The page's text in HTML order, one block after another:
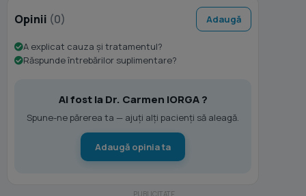
Opinii (0) Adaugă
A explicat cauza și tratamentul?
Răspunde întrebărilor suplimentare?
Ai fost la Dr. Carmen IORGA ?
Spune-ne părerea ta — ajuți alți pacienți să aleagă.
Adaugă opinia ta